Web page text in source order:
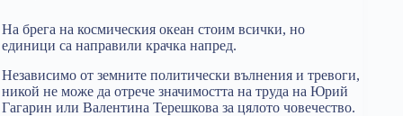
На брега на космическия океан стоим всички, но
единици са направили крачка напред.
Независимо от земните политически вълнения и тревоги,
никой не може да отрече значимостта на труда на Юрий
Гагарин или Валентина Терешкова за цялото човечество.